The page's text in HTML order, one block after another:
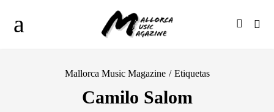
Mallorca Music Magazine / Etiquetas
Camilo Salom